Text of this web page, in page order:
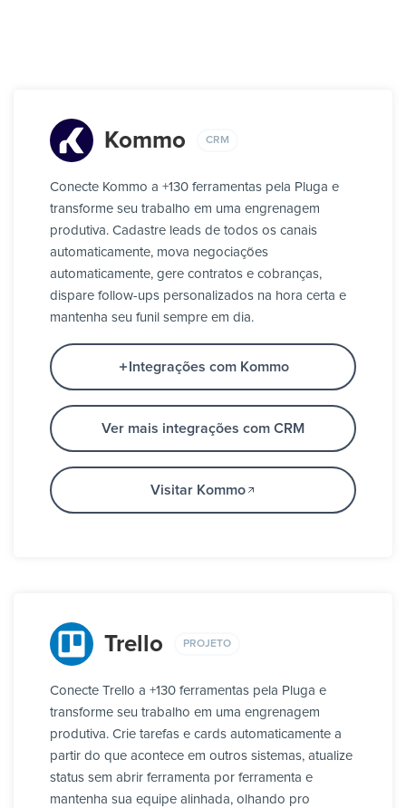
Kommo CRM
Conecte Kommo a +130 ferramentas pela Pluga e
transforme seu trabalho em uma engrenagem
produtiva. Cadastre leads de todos os canais
automaticamente, mova negociações
automaticamente, gere contratos e cobranças,
dispare follow-ups personalizados na hora certa e
mantenha seu funil sempre em dia.
Integrações com Kommo
Ver mais integrações com CRM
Visitar Kommo
Trello PROJETO
Conecte Trello a +130 ferramentas pela Pluga e
transforme seu trabalho em uma engrenagem
produtiva. Crie tarefas e cards automaticamente a
partir do que acontece em outros sistemas, atualize
status sem abrir ferramenta por ferramenta e
mantenha sua equipe alinhada, olhando pro